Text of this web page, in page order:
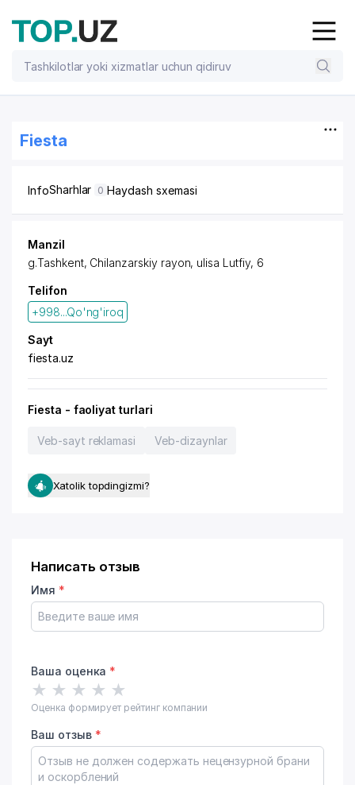
Fiesta
InfoSharhlar 0 Haydash sxemasi
Manzil
g.Tashkent, Chilanzarskiy rayon, ulisa Lutfiy, 6
Telifon
+998...Qo'ng'iroq
Sayt
fiesta.uz
Fiesta - faoliyat turlari
Veb-sayt reklamasi Veb-dizaynlar
Xatolik topdingizmi?
Написать отзыв
Имя *
Ваша оценка *
★ ★ ★ ★ ★
Оценка формирует рейтинг компании
Ваш отзыв *